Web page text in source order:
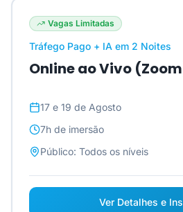
Vagas Limitadas
Tráfego Pago + IA em 2 Noites
Online ao Vivo
17 e 19 de Agosto
7h de imersão
Público: Todos os níveis
Ver Detalhes e